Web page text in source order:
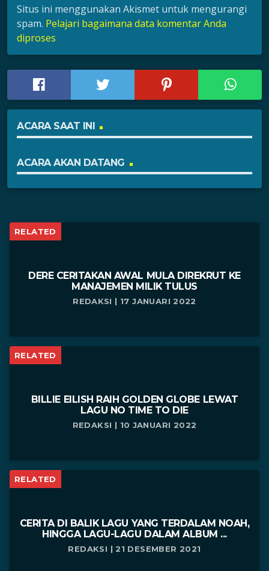
Situs ini menggunakan Akismet untuk mengurangi
spam. Pelajari bagaimana data komentar Anda
diproses
ACARA SAAT INI
ACARA AKAN DATANG
RELATED
DERE CERITAKAN AWAL MULA DIREKRUT KE
MANAJEMEN MILIK TULUS
REDAKSI | 17 JANUARI 2022
RELATED
BILLIE EILISH RAIH GOLDEN GLOBE LEWAT
LAGU NO TIME TO DIE
REDAKSI | 10 JANUARI 2022
RELATED
CERITA DI BALIK LAGU YANG TERDALAM NOAH,
HINGGA LAGU-LAGU DALAM ALBUM ...
REDAKSI | 21 DESEMBER 2021